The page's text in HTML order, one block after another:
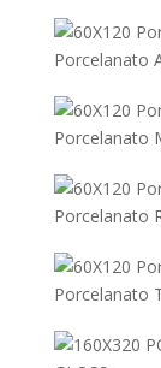
Porcelanato
Porcelanato
Porcelanato
Porcelanato